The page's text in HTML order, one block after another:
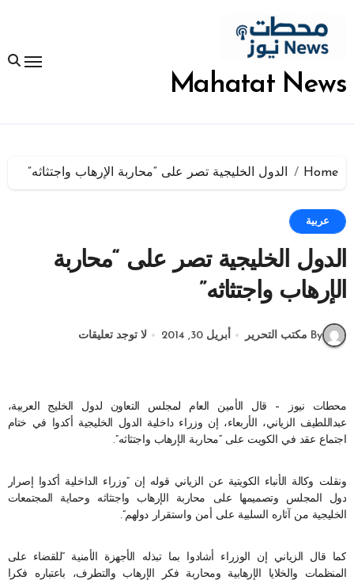
المحتوى
Mahatat News
Home الدول الخليجية تصر على “محاربة الإرهاب واجتثاثه”
عربية
الدول الخليجية تصر على “محاربة
الإرهاب واجتثاثه”
By مكتب التحرير أبريل 30, 2014 لا توجد تعليقات
محطات نيوز – قال الأمين العام لمجلس التعاون لدول الخليج العربية،
عبداللطيف الزياني، الأربعاء، إن وزراء داخلية الدول الخليجية أكدوا في ختام
اجتماع عقد في الكويت على “محاربة الإرهاب واجتثاثه”.
ونقلت وكالة الأنباء الكويتية عن الزياني قوله إن “وزراء الداخلية أكدوا إصرار
دول المجلس وتصميمها على محاربة الإرهاب واجتثاثه وحماية المجتمعات
الخليجية من آثاره السلبية على أمن واستقرار دولهم”.
كما قال الزياني إن الوزراء أشادوا بما تبذله الأجهزة الأمنية “للقضاء على
المنظمات والخلايا الإرهابية ومحاربة فكر الإرهاب والتطرف، باعتباره فكرا